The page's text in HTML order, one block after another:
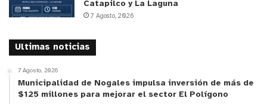
Catapilco y La Laguna
7 Agosto, 2026
Ultimas noticias
7 Agosto, 2026
Municipalidad de Nogales impulsa inversión de más de
$125 millones para mejorar el sector El Polígono